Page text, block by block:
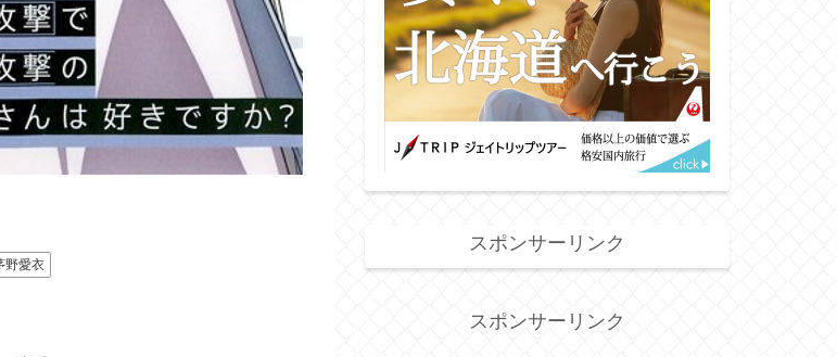
野愛衣
スポンサーリンク
スポンサーリンク